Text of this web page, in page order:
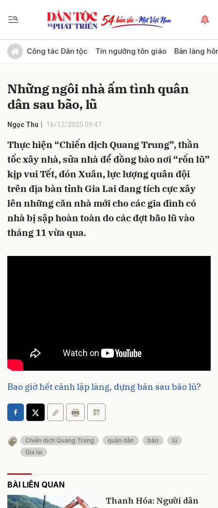
Công tác Dân tộc Tín ngưỡng tôn giáo Bản làng
Những ngôi nhà ấm tình quân
dân sau bão, lũ
Ngọc Thu 16/12/2025 09:47
Thực hiện “Chiến dịch Quang Trung”, thần
tốc xây nhà, sửa nhà để đồng bào nơi “rốn lũ”
kịp vui Tết, đón Xuân, lực lượng quân đội
trên địa bàn tỉnh Gia Lai đang tích cực xây
lên những căn nhà mới cho các gia đình có
nhà bị sập hoàn toàn do các đợt bão lũ vào
tháng 11 vừa qua.
Bao giờ hết cảnh lập làng, dựng bản sau bão lũ?
Chiến dịch Quang Trung quân dân bão
lũ
Gia lai
BÀI LIÊN QUAN
Thanh Hóa: Người dân
Gửi bình luận
Hủy Gửi